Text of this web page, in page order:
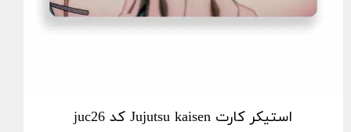
استیکر کارت Jujutsu kaisen کد juc26